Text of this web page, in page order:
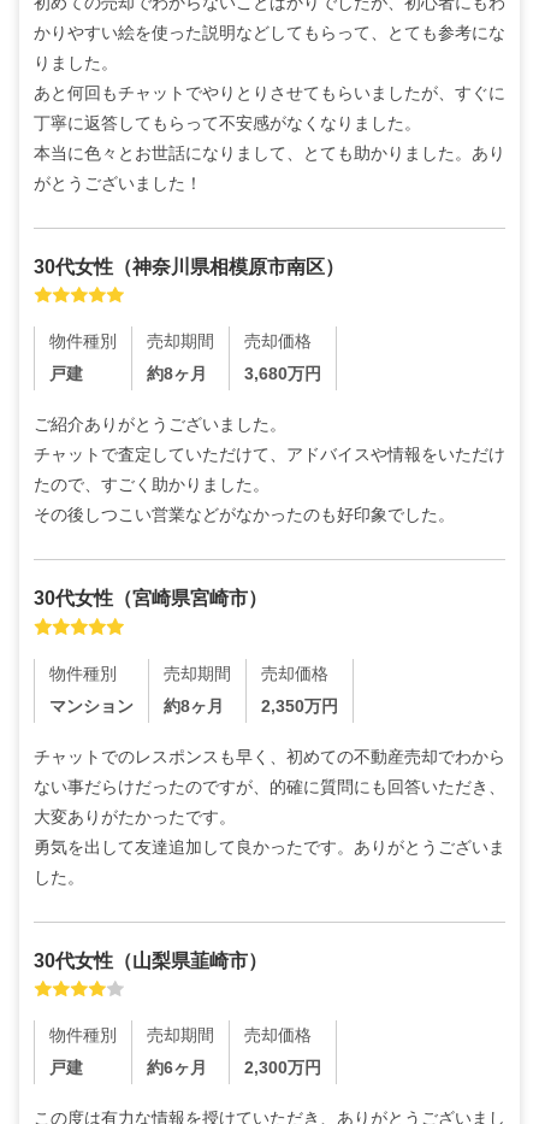
かりやすい絵を使った説明などしてもらって、とても参考にな
りました。
あと何回もチャットでやりとりさせてもらいましたが、すぐに
丁寧に返答してもらって不安感がなくなりました。
本当に色々とお世話になりまして、とても助かりました。あり
がとうございました！
30代女性 （神奈川県相模原市南区）
物件種別
戸建
売却期間
約8ヶ月
売却価格
3,680万円
ご紹介ありがとうございました。
チャットで査定していただけて、アドバイスや情報をいただけ
たので、すごく助かりました。
その後しつこい営業などがなかったのも好印象でした。
30代女性 （宮崎県宮崎市）
物件種別
マンション
売却期間
約8ヶ月
売却価格
2,350万円
チャットでのレスポンスも早く、初めての不動産売却でわから
ない事だらけだったのですが、的確に質問にも回答いただき、
大変ありがたかったです。
勇気を出して友達追加して良かったです。ありがとうございま
した。
30代女性 （山梨県韮崎市）
物件種別
戸建
売却期間
約6ヶ月
売却価格
2,300万円
この度は有力な情報を授けていただき、ありがとうございまし